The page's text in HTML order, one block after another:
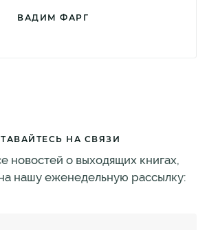
ВАДИМ ФАРГ
НА СВЯЗИ
новостей о выходящих книгах,
нашу еженедельную рассылку: